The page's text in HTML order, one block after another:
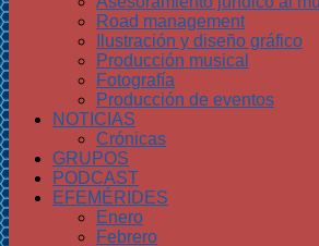
Road management
Ilustración y diseño gráfico
Producción musical
Fotografía
Producción de eventos
NOTICIAS
Crónicas
GRUPOS
PODCAST
EFEMÉRIDES
Enero
Febrero